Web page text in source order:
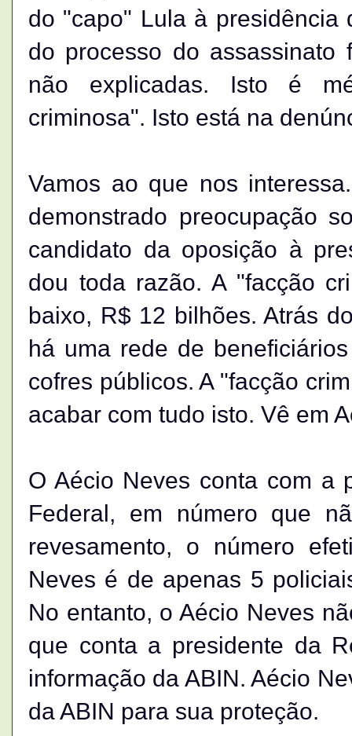
do "capo" Lula à presidência
do processo do assassinato
não explicadas. Isto é
criminosa". Isto está na
Vamos ao que nos
demonstrado preocupação
candidato da oposição à
dou toda razão. A "facção
baixo, R$ 12 bilhões. Atrás
há uma rede de
cofres públicos. A "facção
acabar com tudo isto. Vê em
O Aécio Neves conta com a
Federal, em número que
revesamento, o número
Neves é de apenas 5
No entanto, o Aécio Neves
que conta a presidente da
informação da ABIN. Aécio
da ABIN para sua proteção.